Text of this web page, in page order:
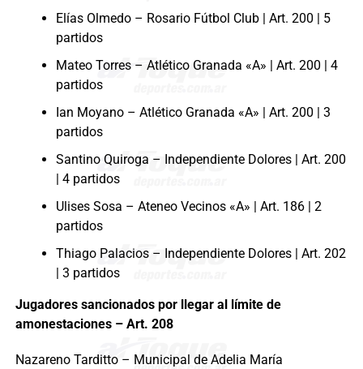
Elías Olmedo – Rosario Fútbol Club | Art. 200 | 5
partidos
Mateo Torres – Atlético Granada «A» | Art. 200 | 4
partidos
Ian Moyano – Atlético Granada «A» | Art. 200 | 3
partidos
Santino Quiroga – Independiente Dolores | Art. 200
| 4 partidos
Ulises Sosa – Ateneo Vecinos «A» | Art. 186 | 2
partidos
Thiago Palacios – Independiente Dolores | Art. 202
| 3 partidos
Jugadores sancionados por llegar al límite de
amonestaciones – Art. 208
Nazareno Tarditto – Municipal de Adelia María